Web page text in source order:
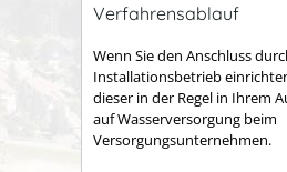
Verfahrensablauf
Wenn Sie den Anschluss
Installationsbetrieb
dieser in der Regel in Ihrem
auf Wasserversorgung beim
Versorgungsunternehmen.